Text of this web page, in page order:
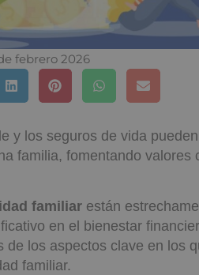
de febrero 2026
y los seguros de vida
familia, fomentando valores
familiar están
en el bienestar
los aspectos clave en los
familiar.